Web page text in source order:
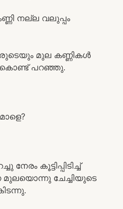
നല്ല വലുപ്പം
മുല കണ്ണികൾ
കൊണ്ട് പറഞ്ഞു.
കൂട്ടിപ്പിടിച്ച്
മുലയൊന്നു ചേച്ചിയുടെ